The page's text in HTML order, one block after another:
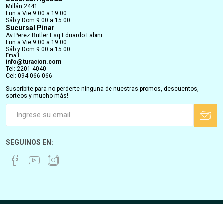
Millán 2441
Lun a Vie 9:00 a 19:00
Sáb y Dom 9:00 a 15:00
Sucursal Pinar
Av Perez Butler Esq Eduardo Fabini
Lun a Vie 9:00 a 19:00
Sáb y Dom 9:00 a 15:00
Email
info@turacion.com
Tel: 2201 4040
Cel: 094 066 066
Suscribite para no perderte ninguna de nuestras promos, descuentos,
sorteos y mucho más!
SEGUINOS EN: